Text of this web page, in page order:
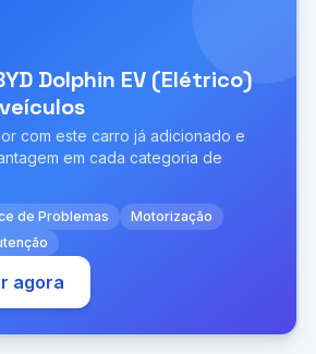
Dolphin EV (Elétrico)
com este carro já adicionado e
em cada categoria de
de Problemas
Motorização
agora